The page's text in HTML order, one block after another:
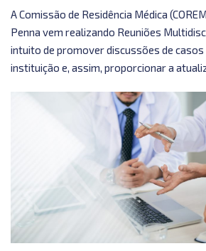
A Comissão de Residência Médica
Penna vem realizando Reuniões
intuito de promover discussões de casos
instituição e, assim, proporcionar a